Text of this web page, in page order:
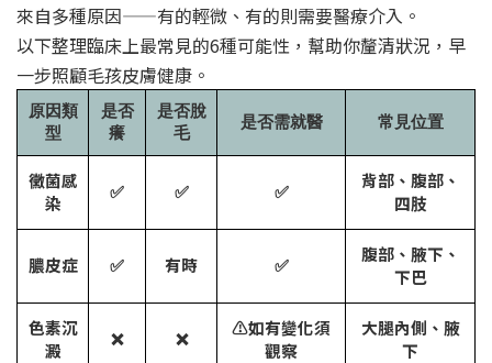
來自多種原因——有的輕微、有的則需要醫療介入。
以下整理臨床上最常見的6種可能性，幫助你釐清狀況，早
一步照顧毛孩皮膚健康。
原因類
型
是否
癢
是否脫
毛
是否需就醫 常見位置
黴菌感
染
✅ ✅ ✅
背部、腹部、
四肢
膿皮症 ✅ 有時 ✅
腹部、腋下、
下巴
色素沉
澱
❌ ❌
⚠️如有變化須
觀察
大腿內側、腋
下